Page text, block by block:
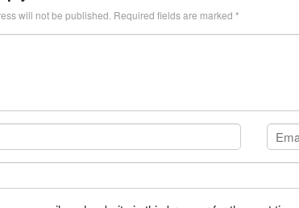
will not be published. Required fields are marked *